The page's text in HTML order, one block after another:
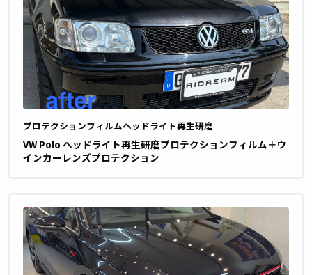
プロテクションフィルムヘッドライト再生研磨
VW Polo ヘッドライト再生研磨プロテクションフィルム＋ウ
インカーレンズプロテクション